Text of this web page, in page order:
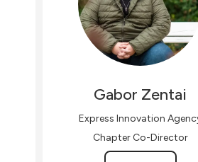
Gabor Zentai
Express Innovation
Chapter Co-Director